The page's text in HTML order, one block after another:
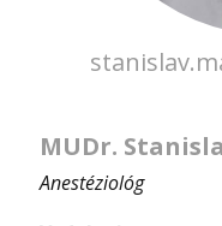
MUDr.
Anestéziológ